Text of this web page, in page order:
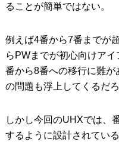
ることが簡単ではない。
例えば4番から7番までが
らPWまでが初心向けア
番から8番への移行に難
の問題も浮上してくるだろ
しかし今回のUHXでは、
するように設計されている